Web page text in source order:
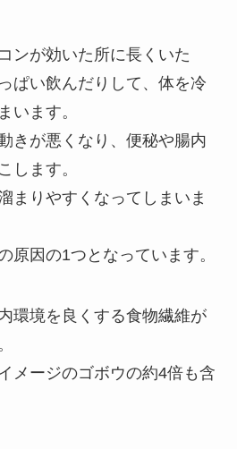
ンが効いた所に長くいた
ぱい飲んだりして、体を冷
います。
きが悪くなり、便秘や腸内
します。
まりやすくなってしまいま
原因の1つとなっています。
環境を良くする食物繊維が
メージのゴボウの約4倍も含